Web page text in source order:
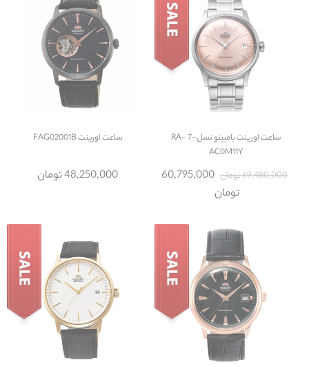
ساعت
اورینت بامبینو نسل-7 RA-
AC0M11Y
69,480,000 تومان
60,795,000
تومان
ساعتاورینت FAG02001B
48,250,000 تومان